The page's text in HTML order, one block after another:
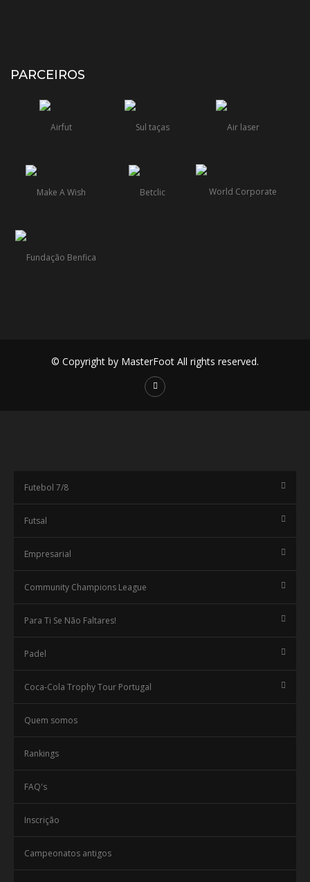
PARCEIROS
© Copyright by MasterFoot All rights reserved.
Futebol 7/8
Futsal
Empresarial
Community Champions League
Para Ti Se Não Faltares!
Padel
Coca-Cola Trophy Tour Portugal
Quem somos
Rankings
FAQ's
Inscrição
Campeonatos antigos